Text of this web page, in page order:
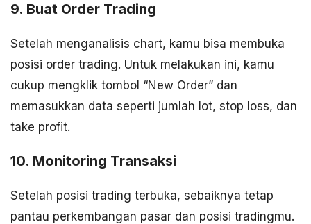
9. Buat Order Trading
Setelah menganalisis chart, kamu bisa membuka
posisi order trading. Untuk melakukan ini, kamu
cukup mengklik tombol “New Order” dan
memasukkan data seperti jumlah lot, stop loss, dan
take profit.
10. Monitoring Transaksi
Setelah posisi trading terbuka, sebaiknya tetap
pantau perkembangan pasar dan posisi tradingmu.